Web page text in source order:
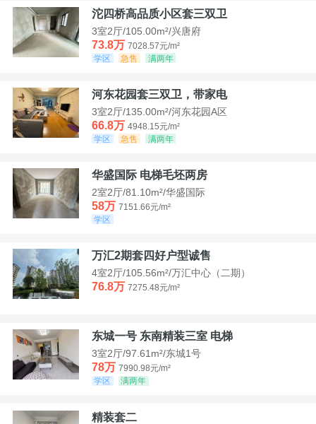
沱四桥高品质小区套三双卫
3室2厅/105.00m²/兴唐府
73.8万 7028.57元/m²
学区
急售 满两年
河东花园套三双卫，带家电
3室2厅/135.00m²/河东花园A区
66.8万 4948.15元/m²
学区
急售 满两年
华盛国际 电梯毛坯两房
2室2厅/81.10m²/华盛国际
58万 7151.66元/m²
学区
万汇2期套四好户型诚售
4室2厅/105.56m²/万汇中心（二期）
76.8万 7275.48元/m²
东城一号 东南精装三室 电梯
3室2厅/97.61m²/东城1号
78万 7990.98元/m²
学区
满两年
精装套二